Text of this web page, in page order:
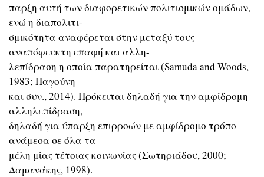
παρξη αυτή των διαφορετικών πολιτισμικών ομάδων,
ενώ η διαπολιτι-
σμικότητα αναφέρεται στην μεταξύ τους
αναπόφευκτη επαφή και αλλη-
λεπίδραση η οποία παρατηρείται (Samuda and Woods,
1983; Παγούνη
και συν., 2014). Πρόκειται δηλαδή για την αμφίδρομη
αλληλεπίδραση,
δηλαδή για ύπαρξη επιρροών με αμφίδρομο τρόπο
ανάμεσα σε όλα τα
μέλη μίας τέτοιας κοινωνίας (Σωτηριάδου, 2000;
Δαμανάκης, 1998).